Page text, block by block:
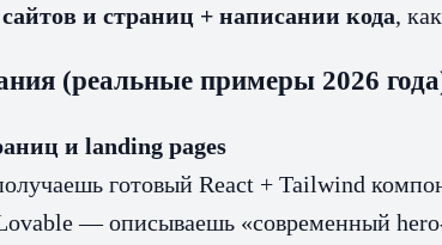
и страниц + написании кода,
(реальные примеры 2026
и landing pages
готовый React + Tailwind
— описываешь «современный